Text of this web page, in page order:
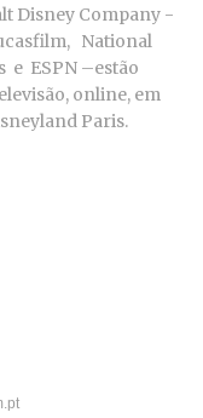
Disney Company -
National
e ESPN –estão
online, em
Paris.